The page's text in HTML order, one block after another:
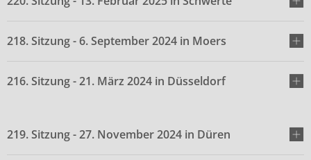
218. Sitzung - 6. September 2024 in Moers
216. Sitzung - 21. März 2024 in Düsseldorf
219. Sitzung - 27. November 2024 in Düren